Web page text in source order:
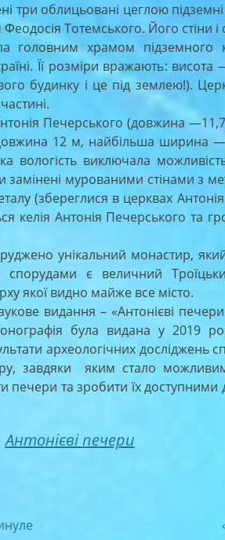
три облицьовані цеглою
Тотемського. Його стіни і
головним храмом підземного
Її розміри вражають:
будинку і це під землею!).
Печерського (довжина
12 м, найбільша ширина
вологість виключала
замінені мурованими стінами з
(збереглися в церквах
келія Антонія Печерського та
унікальний монастир,
спорудами є величний
якої видно майже все місто.
видання – «Антонієві печери
була видана у 2019
археологічних досліджень
завдяки яким стало
печери та зробити їх доступними
Антонієві печери